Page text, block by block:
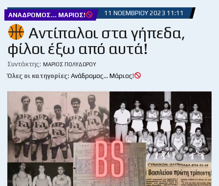
ΑΝΆΔΡΟΜΟΣ... ΜΆΡΙΟΣ! 11 ΝΟΕΜΒΡΊΟΥ 2023 11:11
Αντίπαλοι στα γήπεδα,
φίλοι έξω από αυτά!
Συντάκτης: ΜΆΡΙΟΣ ΠΟΛΥΔΏΡΟΥ
Όλες οι κατηγορίες: Ανάδρομος... Μάριος!